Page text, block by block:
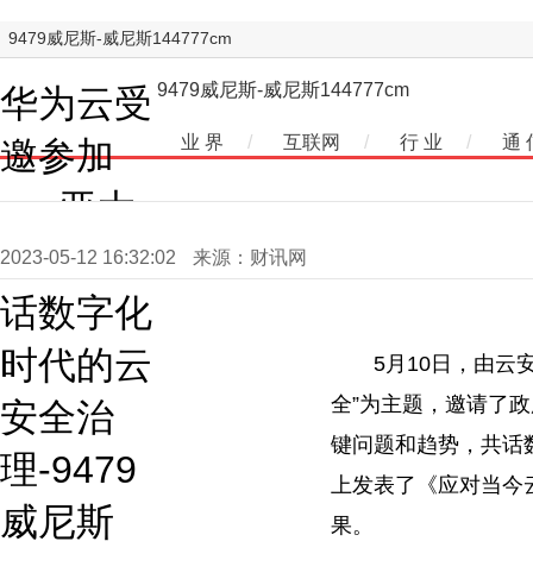
9479威尼斯-威尼斯144777cm
华为云受
邀参加
csa亚太
峰会，共
话数字化
时代的云
安全治
理-9479
威尼斯
9479威尼斯-威尼斯144777cm
业 界 / 互联网 / 行 业 / 通
2023-05-12 16:32:02 来源：财讯网
5月10日，由云
全”为主题，邀请了
键问题和趋势，共话
上发表了《应对当今
果。